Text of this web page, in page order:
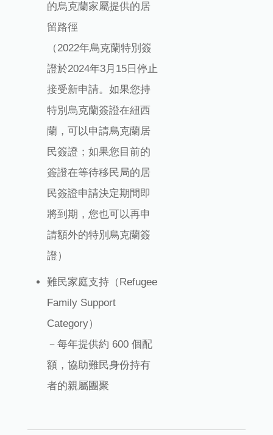
的烏克蘭家屬提供的居
留路徑
（2022年烏克蘭特別簽
證於2024年3月15日停止
接受新申請。如果您持
特別烏克蘭簽證在紐西
蘭，可以申請烏克蘭居
民簽證；如果您目前的
簽證在等待移民局的居
民簽證申請決定期間即
將到期，您也可以再申
請額外的特別烏克蘭簽
證）
難民家庭支持（Refugee
Family Support
Category）
－每年提供約 600 個配
額，協助難民身份持有
者的親屬團聚